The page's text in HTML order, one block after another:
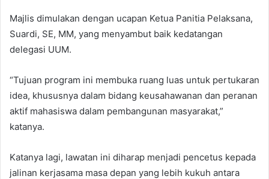
Majlis dimulakan dengan ucapan Ketua Panitia Pelaksana,
Suardi, SE, MM, yang menyambut baik kedatangan
delegasi UUM.
“Tujuan program ini membuka ruang luas untuk pertukaran
idea, khususnya dalam bidang keusahawanan dan peranan
aktif mahasiswa dalam pembangunan masyarakat,”
katanya.
Katanya lagi, lawatan ini diharap menjadi pencetus kepada
jalinan kerjasama masa depan yang lebih kukuh antara